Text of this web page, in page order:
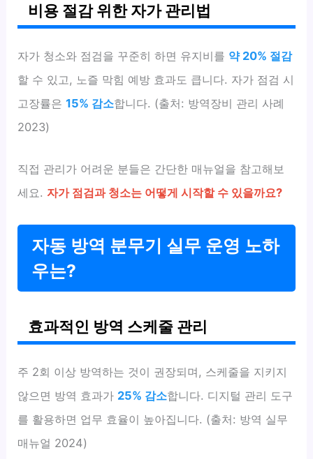
비용 절감 위한 자가 관리법
자가 청소와 점검을 꾸준히 하면 유지비를 약 20% 절감
할 수 있고, 노즐 막힘 예방 효과도 큽니다. 자가 점검 시
고장률은15% 감소합니다. (출처: 방역장비 관리 사례
2023)
직접 관리가 어려운 분들은 간단한 매뉴얼을 참고해보
세요.자가 점검과 청소는 어떻게 시작할 수 있을까요?
자동 방역 분무기 실무 운영 노하
우는?
효과적인 방역 스케줄 관리
주 2회 이상 방역하는 것이 권장되며, 스케줄을 지키지
않으면 방역 효과가 25% 감소합니다. 디지털 관리 도구
를 활용하면 업무 효율이 높아집니다. (출처: 방역 실무
매뉴얼 2024)